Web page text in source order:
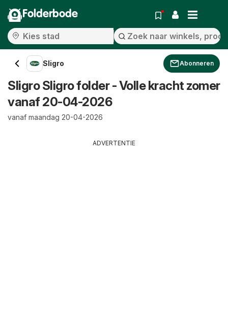
Folderbode
Sligro Abonneren
Sligro Sligro folder - Volle kracht zomer
vanaf 20-04-2026
vanaf maandag 20-04-2026
ADVERTENTIE